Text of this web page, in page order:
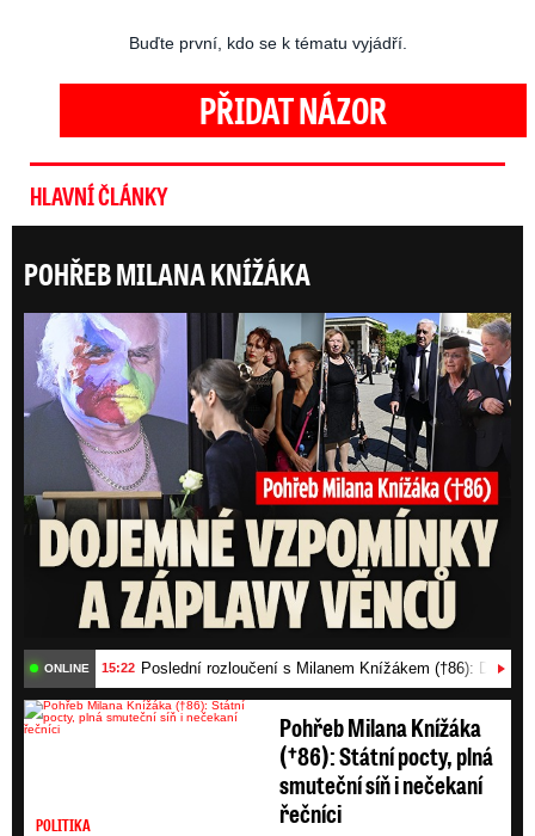
Buďte první, kdo se k tématu vyjádří.
PŘIDAT NÁZOR
HLAVNÍ ČLÁNKY
POHŘEB MILANA KNÍŽÁKA
ONLINE 15:22 Poslední rozloučení s Milanem Knížákem (†86):
POLITIKA
Pohřeb Milana Knížáka
(†86): Státní pocty, plná
smuteční síň i nečekaní
řečníci